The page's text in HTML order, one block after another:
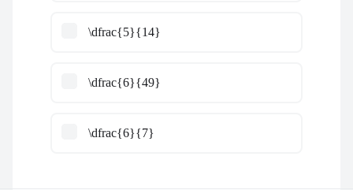
\dfrac{5}{14}
\dfrac{6}{49}
\dfrac{6}{7}